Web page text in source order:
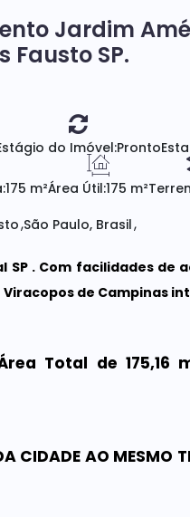
Jardim
Fausto SP.
do Imóvel:Pronto
175 m²Área Útil:175 m²
São Paulo, Brasil
. Com facilidades de
de Campinas
Área Total de
CIDADE AO MESMO